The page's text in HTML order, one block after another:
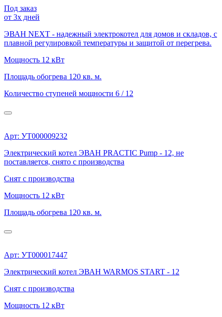
Под заказ
от 3х дней
ЭВАН NEXT - надежный электрокотел для домов и складов, с
плавной регулировкой температуры и защитой от перегрева.
Мощность 12 кВт
Площадь обогрева 120 кв. м.
Количество ступеней мощности 6 / 12
Арт: УТ000009232
Электрический котел ЭВАН PRACTIC Pump - 12, не
поставляется, снято с производства
Снят с производства
Мощность 12 кВт
Площадь обогрева 120 кв. м.
Арт: УТ000017447
Электрический котел ЭВАН WARMOS START - 12
Снят с производства
Мощность 12 кВт